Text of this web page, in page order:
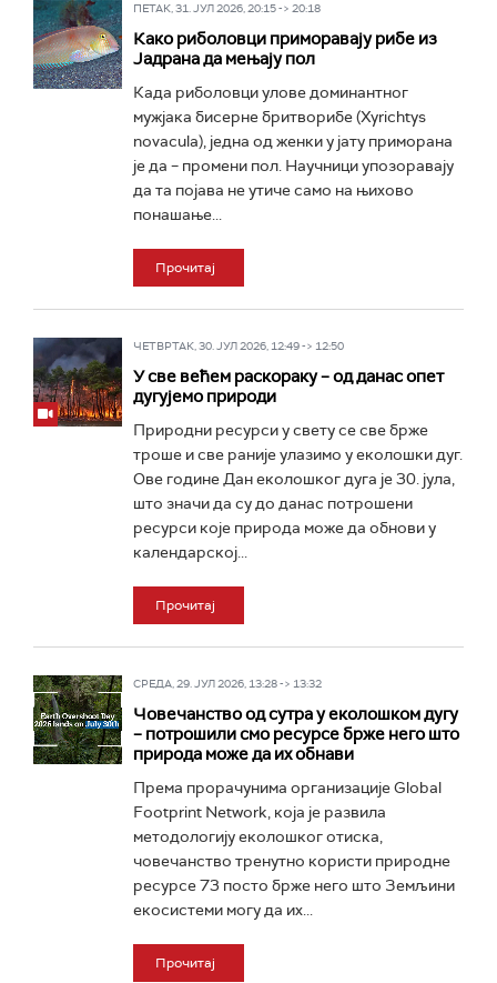
ПЕТАК, 31. ЈУЛ 2026, 20:15 -> 20:18
Како риболовци приморавају рибе из
Јадрана да мењају пол
Када риболовци улове доминантног
мужјака бисерне бритворибе (Xyrichtys
novacula), једна од женки у јату приморана
је да – промени пол. Научници упозоравају
да та појава не утиче само на њихово
понашање...
Прочитај
ЧЕТВРТАК, 30. ЈУЛ 2026, 12:49 -> 12:50
У све већем раскораку – од данас опет
дугујемо природи
Природни ресурси у свету се све брже
троше и све раније улазимо у еколошки дуг.
Ове године Дан еколошког дуга је 30. јула,
што значи да су до данас потрошени
ресурси које природа може да обнови у
календарској...
Прочитај
СРЕДА, 29. ЈУЛ 2026, 13:28 -> 13:32
Човечанство од сутра у еколошком дугу
– потрошили смо ресурсе брже него што
природа може да их обнави
Према прорачунима организације Global
Footprint Network, која је развила
методологију еколошког отиска,
човечанство тренутно користи природне
ресурсе 73 посто брже него што Земљини
екосистеми могу да их...
Прочитај